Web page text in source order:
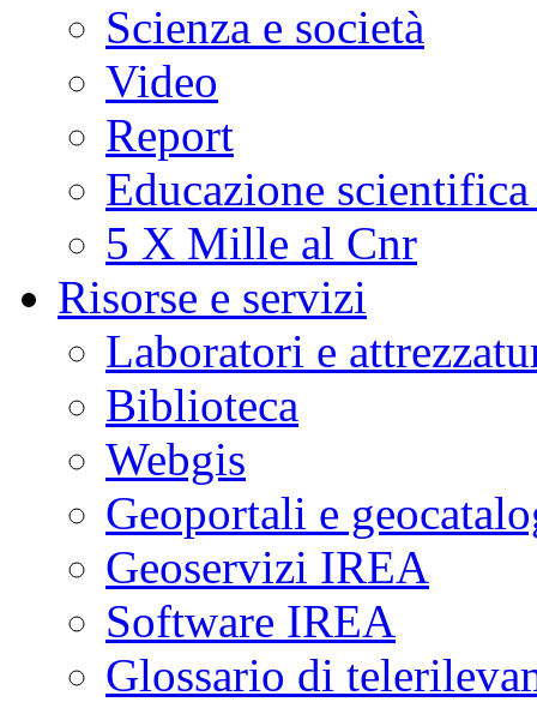
Scienza e società
Video
Report
Educazione
5 X Mille al Cnr
Risorse e servizi
Laboratori e
Biblioteca
Webgis
Geoportali e
Geoservizi IREA
Software IREA
Glossario di